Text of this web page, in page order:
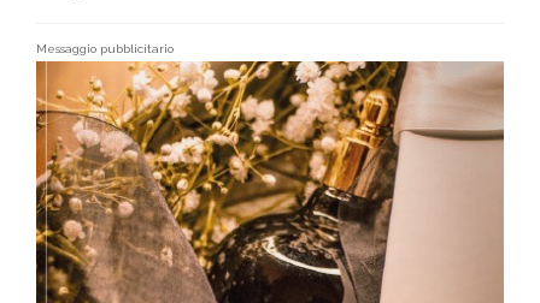
Messaggio pubblicitario